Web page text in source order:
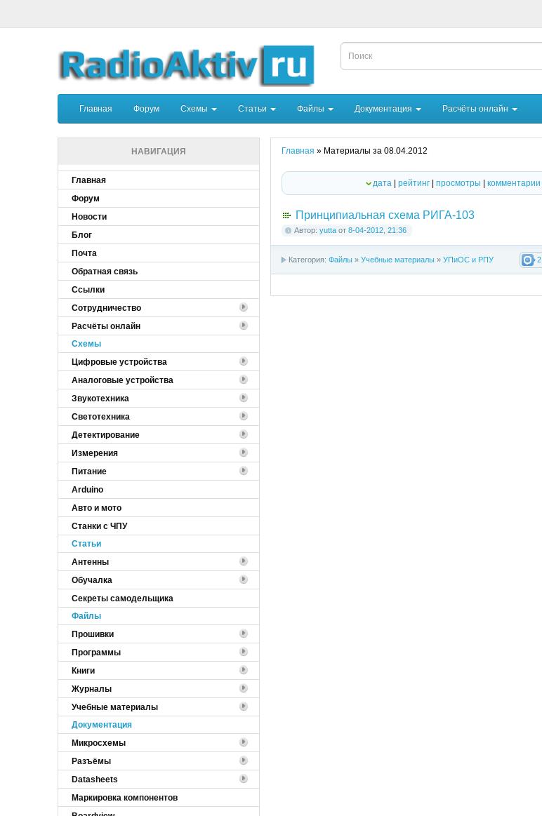
Главная Форум Схемы Статьи Файлы Документация Расчёты онлайн
НАВИГАЦИЯ
Главная
Форум
Новости
Блог
Почта
Обратная связь
Ссылки
Сотрудничество
Расчёты онлайн
Cхемы
Цифровые устройства
Аналоговые устройства
Звукотехника
Светотехника
Детектирование
Измерения
Питание
Arduino
Авто и мото
Станки с ЧПУ
Статьи
Антенны
Обучалка
Секреты самодельщика
Файлы
Прошивки
Программы
Книги
Журналы
Учебные материалы
Документация
Микросхемы
Разъёмы
Datasheets
Маркировка компонентов
Главная » Материалы за 08.04.2012
дата| рейтинг| просмотры комментарии
Принципиальная схема РИГА-103
Автор: yuttaот 8-04-2012, 21:36
2
Категория: Файлы» Учебные материалы» УПиОС и РПУ